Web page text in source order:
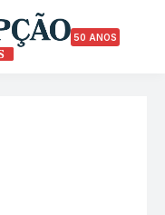
50 ANOS